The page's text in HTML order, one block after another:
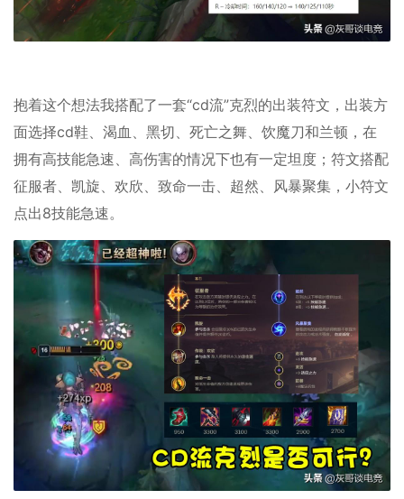
抱着这个想法我搭配了一套“cd流”克烈的出装符文，出装方
面选择cd鞋、渴血、黑切、死亡之舞、饮魔刀和兰顿，在
拥有高技能急速、高伤害的情况下也有一定坦度；符文搭配
征服者、凯旋、欢欣、致命一击、超然、风暴聚集，小符文
点出8技能急速。